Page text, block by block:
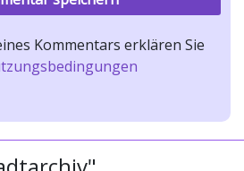
Kommentars erklären Sie